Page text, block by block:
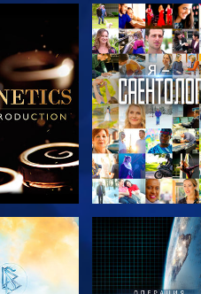
СМОТРЕТЬ
ПЕРЕДАЧИ
СМОТРЕТЬ
ПЕРЕДАЧИ